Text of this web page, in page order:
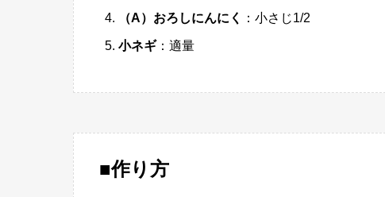
（A）おろしにんにく ：小さじ1/2
小ネギ：適量
■作り方